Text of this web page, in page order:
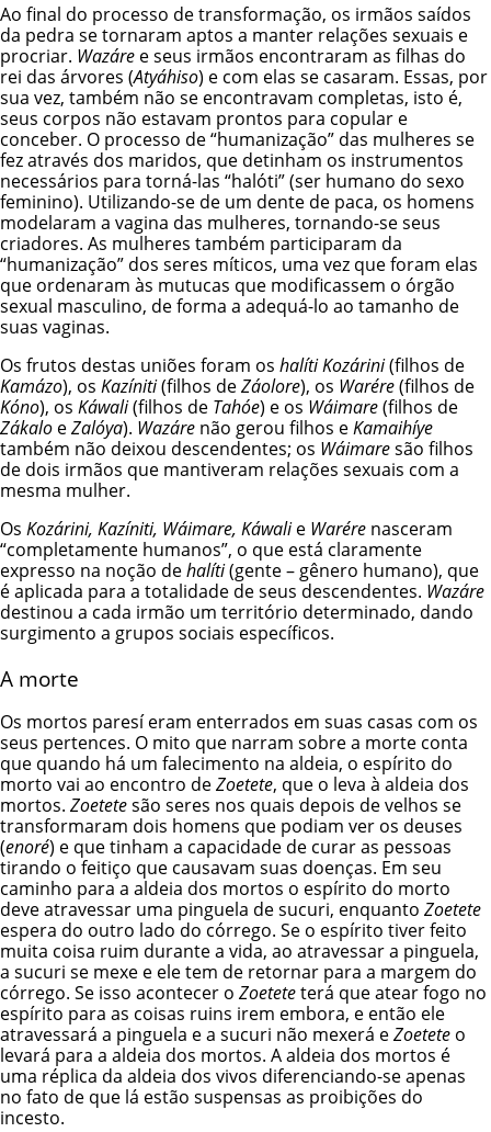
Ao final do processo de transformação, os irmãos saídos
da pedra se tornaram aptos a manter relações sexuais e
procriar. Wazáre e seus irmãos encontraram as filhas do
rei das árvores (Atyáhiso) e com elas se casaram. Essas, por
sua vez, também não se encontravam completas, isto é,
seus corpos não estavam prontos para copular e
conceber. O processo de “humanização” das mulheres se
fez através dos maridos, que detinham os instrumentos
necessários para torná-las “halóti” (ser humano do sexo
feminino). Utilizando-se de um dente de paca, os homens
modelaram a vagina das mulheres, tornando-se seus
criadores. As mulheres também participaram da
“humanização” dos seres míticos, uma vez que foram elas
que ordenaram às mutucas que modificassem o órgão
sexual masculino, de forma a adequá-lo ao tamanho de
suas vaginas.
Os frutos destas uniões foram os halítiKozárini(filhos de
Kamázo), os Kazíniti(filhos deZáolore), os Warére(filhos de
Kóno), os Káwali(filhos de Tahóe) e os Wáimare(filhos de
Zákalo eZalóya). Wazáre não gerou filhos eKamaihíye
também não deixou descendentes; os Wáimaresão filhos
de dois irmãos que mantiveram relações sexuais com a
mesma mulher.
Os Kozárini, Kazíniti, Wáimare, Káwalie Warére nasceram
“completamente humanos”, o que está claramente
expresso na noção dehalíti(gente – gênero humano), que
é aplicada para a totalidade de seus descendentes. Wazáre
destinou a cada irmão um território determinado, dando
surgimento a grupos sociais específicos.
A morte
Os mortos paresí eram enterrados em suas casas com os
seus pertences. O mito que narram sobre a morte conta
que quando há um falecimento na aldeia, o espírito do
morto vai ao encontro deZoetete, que o leva à aldeia dos
mortos. Zoetetesão seres nos quais depois de velhos se
transformaram dois homens que podiam ver os deuses
(enoré) e que tinham a capacidade de curar as pessoas
tirando o feitiço que causavam suas doenças. Em seu
caminho para a aldeia dos mortos o espírito do morto
deve atravessar uma pinguela de sucuri, enquanto Zoetete
espera do outro lado do córrego. Se o espírito tiver feito
muita coisa ruim durante a vida, ao atravessar a pinguela,
a sucuri se mexe e ele tem de retornar para a margem do
córrego. Se isso acontecer o Zoeteteterá que atear fogo no
espírito para as coisas ruins irem embora, e então ele
atravessará a pinguela e a sucuri não mexerá eZoetete o
levará para a aldeia dos mortos. A aldeia dos mortos é
uma réplica da aldeia dos vivos diferenciando-se apenas
no fato de que lá estão suspensas as proibições do
incesto.